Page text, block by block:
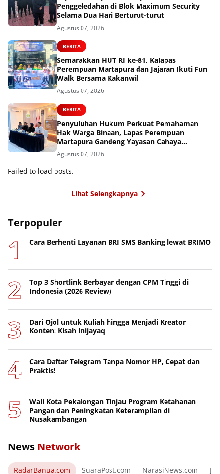
Penggeledahan di Blok Maximum Security
Selama Dua Hari Berturut-turut
Agustus 07, 2026
BERITA
Semarakkan HUT RI ke-81, Kalapas
Perempuan Martapura dan Jajaran Ikuti Fun
Walk Bersama Kakanwil
Agustus 07, 2026
BERITA
Penyuluhan Hukum Perkuat Pemahaman
Hak Warga Binaan, Lapas Perempuan
Martapura Gandeng Yayasan Cahaya
Cendekia Nusantara
Agustus 07, 2026
Failed to load posts.
Lihat Selengkapnya
Terpopuler
Cara Berhenti Layanan BRI SMS Banking lewat BRIMO
Top 3 Shortlink Berbayar dengan CPM Tinggi di
Indonesia (2026 Review)
Dari Ojol untuk Kuliah hingga Menjadi Kreator
Konten: Kisah Inijayaq
Cara Daftar Telegram Tanpa Nomor HP, Cepat dan
Praktis!
Wali Kota Pekalongan Tinjau Program Ketahanan
Pangan dan Peningkatan Keterampilan di
Nusakambangan
News Network
RadarBanua.com SuaraPost.com NarasiNews.com